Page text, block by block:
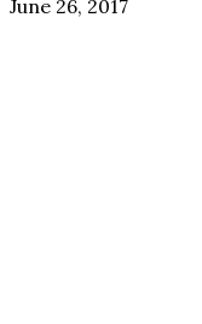
June 26, 2017